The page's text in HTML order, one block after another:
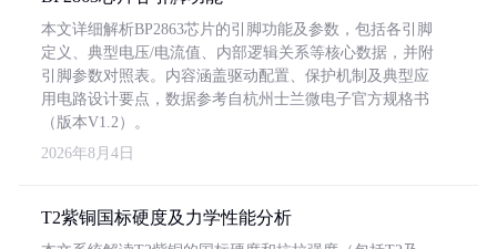
本文详细解析BP2863芯片的引脚功能及参数，包括各引脚
定义、典型电压/电流值、内部逻辑关系等核心数据，并附
引脚参数对照表。内容涵盖驱动配置、保护机制及典型应
用电路设计要点，数据参考自杭州士兰微电子官方规格书
（版本V1.2）。
2026年8月4日
T2紫铜国标硬度及力学性能分析